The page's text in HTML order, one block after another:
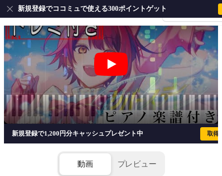
会員登録・ログイ
新規登録でココミュで使える300ポイントゲット
リバースデイ (ピアノソロ譜) - 莉犬(
新規登録で1,200円分キャッシュプレゼント中 取得
動画 プレビュー